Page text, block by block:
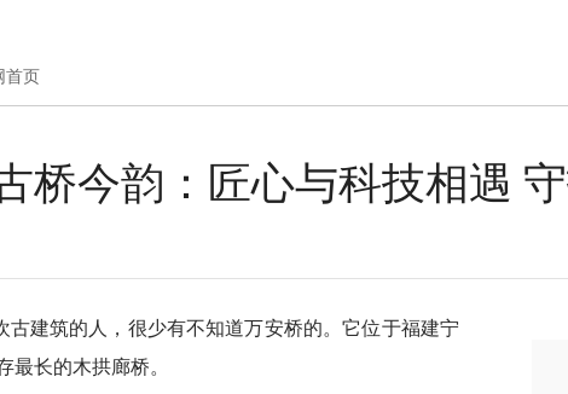
首页
桥今韵：匠心与科技相遇
古建筑的人，很少有不知道万安桥的。它位于福建宁
最长的木拱廊桥。